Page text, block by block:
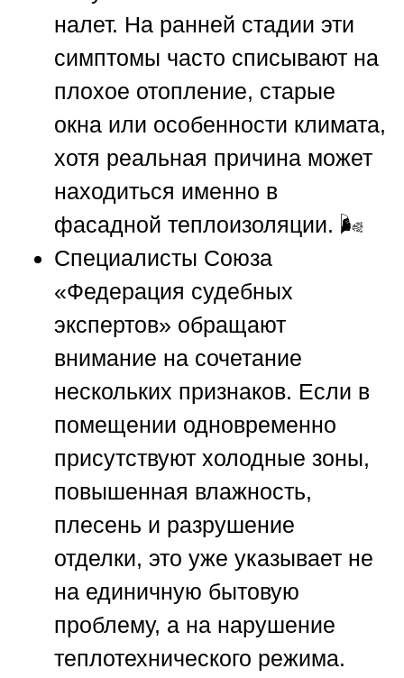
налет. На ранней стадии эти
симптомы часто списывают на
плохое отопление, старые
окна или особенности климата,
хотя реальная причина может
находиться именно в
фасадной теплоизоляции. 🌬️
Специалисты Союза
«Федерация судебных
экспертов» обращают
внимание на сочетание
нескольких признаков. Если в
помещении одновременно
присутствуют холодные зоны,
повышенная влажность,
плесень и разрушение
отделки, это уже указывает не
на единичную бытовую
проблему, а на нарушение
теплотехнического режима.